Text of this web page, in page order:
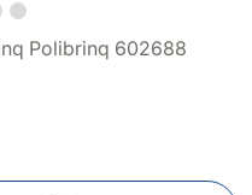
Polibrinq 602688